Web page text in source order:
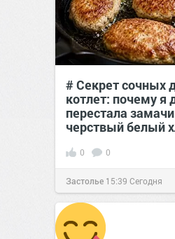
# Секрет сочных
котлет: почему я
перестала
черствый белый
0 0
Застолье 15:39 Сегодня